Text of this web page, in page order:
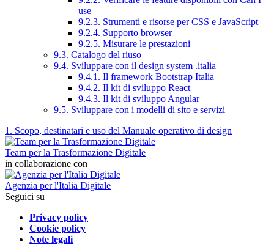
use
9.2.3. Strumenti e risorse per CSS e JavaScript
9.2.4. Supporto browser
9.2.5. Misurare le prestazioni
9.3. Catalogo del riuso
9.4. Sviluppare con il design system .italia
9.4.1. Il framework Bootstrap Italia
9.4.2. Il kit di sviluppo React
9.4.3. Il kit di sviluppo Angular
9.5. Sviluppare con i modelli di sito e servizi
1. Scopo, destinatari e uso del Manuale operativo di design
Team per la Trasformazione Digitale
in collaborazione con
Agenzia per l'Italia Digitale
Seguici su
Privacy policy
Cookie policy
Note legali